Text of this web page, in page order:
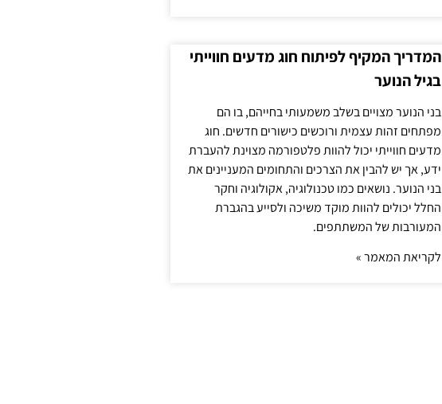
המדריך המקיף לפיתוח חוג מדעים חווייתי
בגיל הנוער
בני הנוער מצויים בשלב משמעותי בחייהם, בו הם
מפתחים זהות עצמית ורוכשים כישורים חדשים. חוג
מדעים חווייתי יכול להוות פלטפורמה מצוינת להעברת
ידע, אך יש להבין את הצרכים והתחומים המעניינים את
בני הנוער. נושאים כמו טכנולוגיה, אקולוגיה וחקר
החלל יכולים להוות מוקד משיכה ולסייע בהגברת
המעורבות של המשתתפים.
לקריאת המאמר »